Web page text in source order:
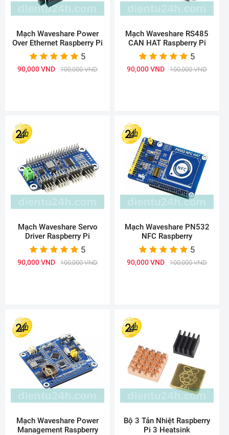
Mạch Waveshare Power
Over Ethernet Raspberry Pi
5
90,000 VND 100,000 VND
Mạch Waveshare RS485
CAN HAT Raspberry Pi
5
90,000 VND 100,000 VND
Mạch Waveshare Servo
Driver Raspberry Pi
5
90,000 VND 100,000 VND
Mạch Waveshare PN532
NFC Raspberry
5
90,000 VND 100,000 VND
Mạch Waveshare Power
Management Raspberry
Bộ 3 Tản Nhiệt Raspberry
Pi 3 Heatsink